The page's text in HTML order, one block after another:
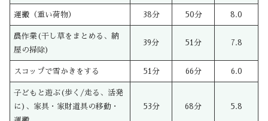
運搬（重い荷物） 38分 50分 8.0
農作業(干し草をまとめる、納
屋の掃除)
39分 51分 7.8
スコップで雪かきをする 51分 66分 6.0
子どもと遊ぶ(歩く/走る、活発
に)、家具・家財道具の移動・
53分 68分 5.8